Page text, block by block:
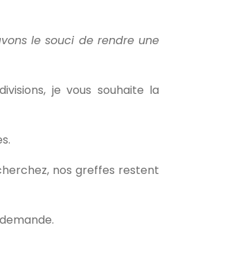
le souci de rendre une
je vous souhaite la
nos greffes restent